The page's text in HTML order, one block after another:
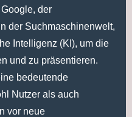
der
der Suchmaschinenwelt,
Intelligenz (KI), um die
und zu präsentieren.
bedeutende
Nutzer als auch
vor neue